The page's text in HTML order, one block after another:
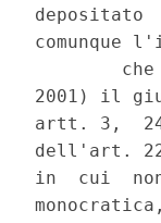
depositato
comunque
che
2001) il
artt. 3,
dell'art.
in  cui